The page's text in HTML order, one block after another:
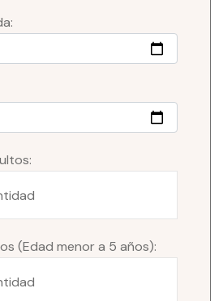
(Edad menor a 5 años):